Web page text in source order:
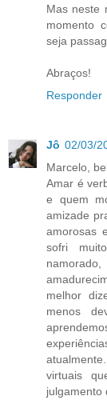
Mas neste
momento
seja
Abraços!
Responder
Jô 02/03/
Marcelo,
Amar é
e quem
amizade
amorosas
sofri
melhor
menos
virtuais
julgamento